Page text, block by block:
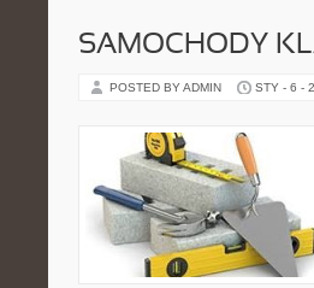
SAMOCHODY
POSTED BY ADMIN STY - 6 -